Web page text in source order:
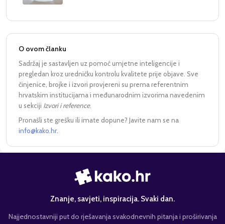
O ovom članku
Sadržaj je sastavljen uz pomoć umjetne inteligencije i
pregledan kroz uredničku kontrolu kvalitete prije objave. Sve
činjenice, brojke i izvori provjereni su prema referentnim
hrvatskim institucijama i međunarodnim izvorima navedenim
u sekciji Izvori i reference.
Pronašli ste grešku ili imate dopune? Javite nam se na
info@kako.hr
Znanje, savjeti, inspiracija. Svaki dan.
Najjednostavniji put do rješavanja svakodnevnih pitanja i proširivanja